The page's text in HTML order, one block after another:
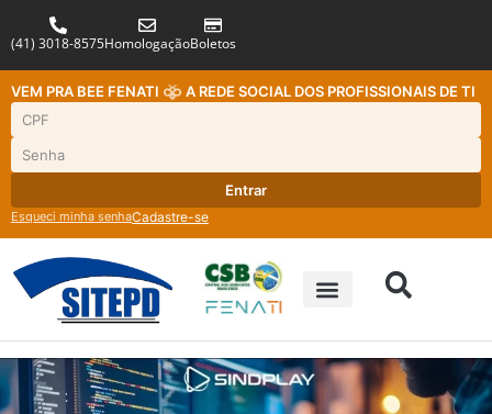
(41) 3018-8575HomologaçãoBoletos
VEM PRA BEE FENATI A REDE SOCIAL DOS PROFISSIONAIS DE TI
Entrar
Esqueci minha senhaCadastre-se